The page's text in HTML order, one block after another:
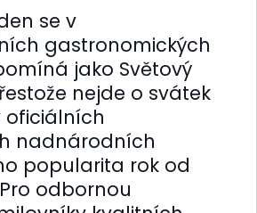
se v
gastronomických
jako Světový
nejde o svátek
oficiálních
nadnárodních
popularita rok od
odbornou